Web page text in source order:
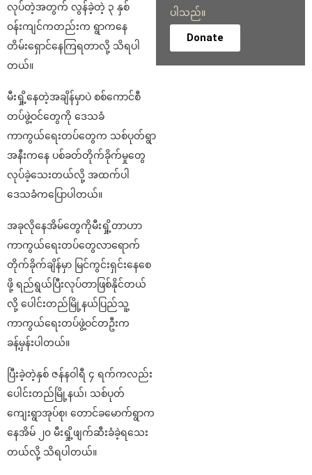
လုပ်တဲ့အတွက် လွန်ခဲ့တဲ့ ၃ နှစ်
ဝန်းကျင်ကတည်းက ရွာကနေ
တိမ်းရှောင်နေကြရတာလို့ သိရပါ
တယ်။
မီးရှို့နေတဲ့အချိန်မှာပဲ စစ်ကောင်စီ
တပ်ဖွဲ့ဝင်တွေကို ဒေသခံ
ကာကွယ်ရေးတပ်တွေက သစ်ပုတ်ရွာ
အနီးကနေ ပစ်ခတ်တိုက်ခိုက်မှုတွေ
လုပ်ခဲ့သေးတယ်လို့ အထက်ပါ
ဒေသခံကပြောပါတယ်။
အခုလိုနေအိမ်တွေကိုမီးရှို့တာဟာ
ကာကွယ်ရေးတပ်တွေလာရောက်
တိုက်ခိုက်ချိန်မှာ မြင်ကွင်းရှင်းနေစေ
ဖို့ ရည်ရွယ်ပြီးလုပ်တာဖြစ်နိုင်တယ်
လို့ ပေါင်းတည်မြို့နယ်ပြည်သူ့
ကာကွယ်ရေးတပ်ဖွဲ့ဝင်တဦးက
ခန့်မှန်းပါတယ်။
ပြီးခဲ့တဲ့နှစ် ဇန်နဝါရီ ၄ ရက်ကလည်း
ပေါင်းတည်မြို့နယ်၊ သစ်ပုတ်
ကျေးရွာအုပ်စု၊ တောင်ခမောက်ရွာက
နေအိမ် ၂၀ မီးရှို့ဖျက်ဆီးခံခဲ့ရသေး
တယ်လို့ သိရပါတယ်။
ပါသည်။
Donate